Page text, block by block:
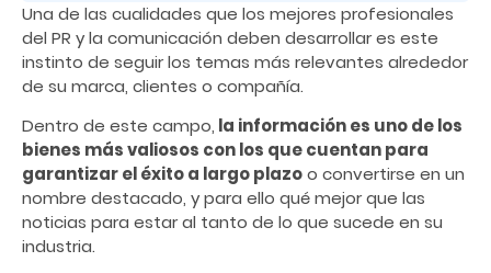
Una de las cualidades que los mejores profesionales
del PR y la comunicación deben desarrollar es este
instinto de seguir los temas más relevantes alrededor
de su marca, clientes o compañía.
Dentro de este campo, la información es uno de los
bienes más valiosos con los que cuentan para
garantizar el éxito a largo plazoo convertirse en un
nombre destacado, y para ello qué mejor que las
noticias para estar al tanto de lo que sucede en su
industria.